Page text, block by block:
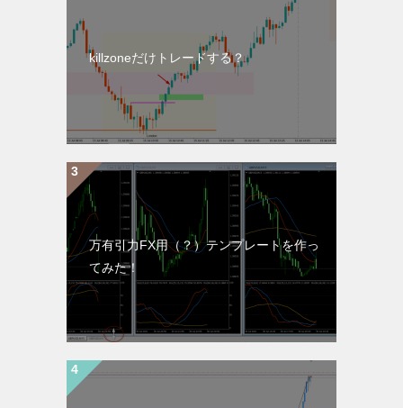
killzoneだけトレードする？
万有引力FX用（？）テンプレートを作っ
てみた！